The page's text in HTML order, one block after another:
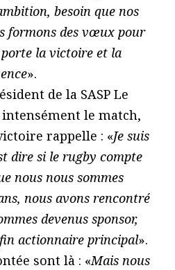
besoin que nos
formons des vœux pour
la victoire et la
».
de la SASP Le
intensément le match,
rappelle : «Je suis
dire si le rugby compte
nous nous sommes
nous avons rencontré
devenus sponsor,
actionnaire principal».
sont là : «Mais nous